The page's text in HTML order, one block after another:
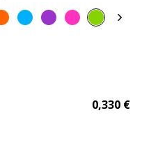
0,330 €